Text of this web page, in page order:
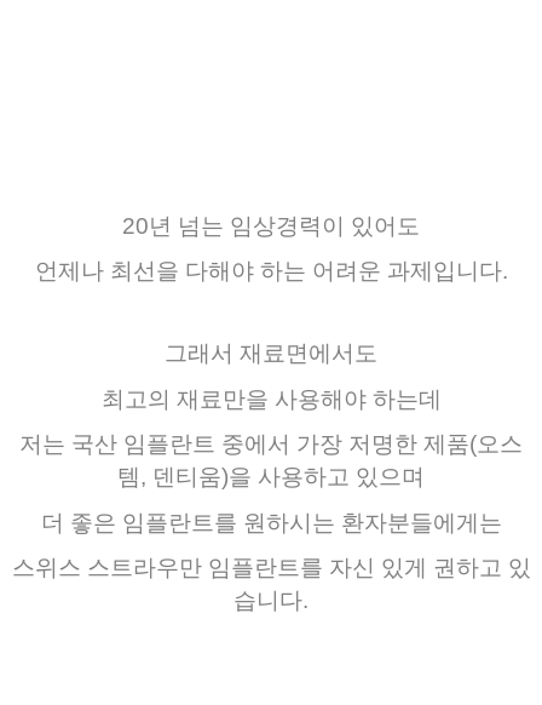
20년 넘는 임상경력이 있어도
언제나 최선을 다해야 하는 어려운 과제입니다.
그래서 재료면에서도
최고의 재료만을 사용해야 하는데
저는 국산 임플란트 중에서 가장 저명한 제품(오스
템, 덴티움)을 사용하고 있으며
더 좋은 임플란트를 원하시는 환자분들에게는
스위스 스트라우만 임플란트를 자신 있게 권하고 있
습니다.